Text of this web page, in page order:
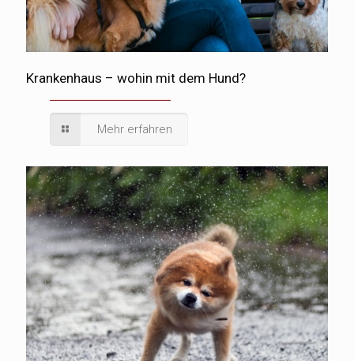
Krankenhaus – wohin mit dem Hund?
Mehr erfahren